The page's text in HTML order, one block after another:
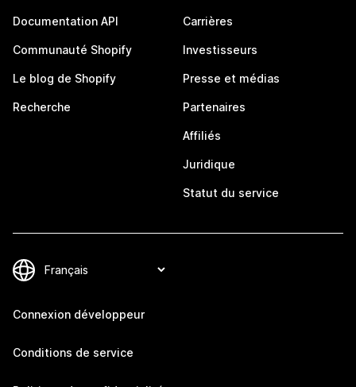
Documentation API
Communauté Shopify
Le blog de Shopify
Recherche
Carrières
Investisseurs
Presse et médias
Partenaires
Affiliés
Juridique
Statut du service
Connexion développeur
Conditions de service